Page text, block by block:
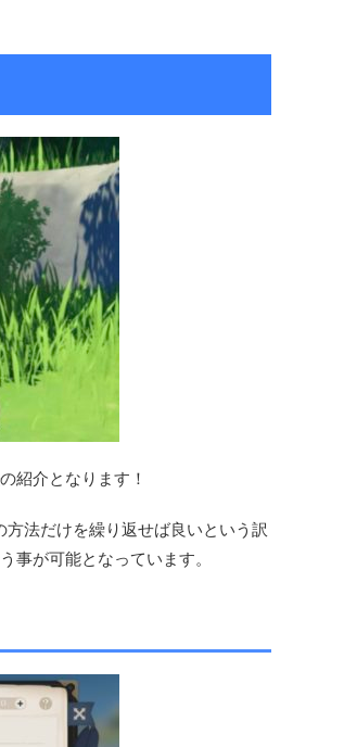
の紹介となります！
法だけを繰り返せば良いという訳
事が可能となっています。